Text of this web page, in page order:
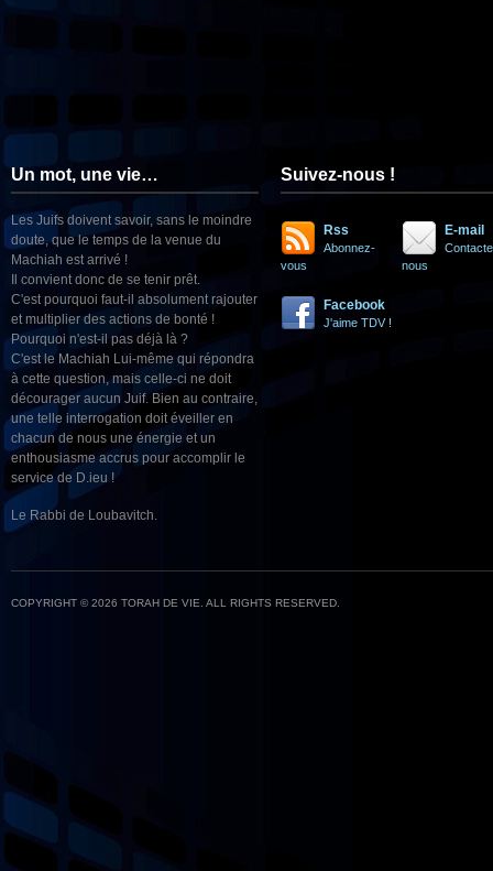
Un mot, une vie…
Les Juifs doivent savoir, sans le moindre
doute, que le temps de la venue du
Machiah est arrivé !
Il convient donc de se tenir prêt.
C'est pourquoi faut-il absolument rajouter
et multiplier des actions de bonté !
Pourquoi n'est-il pas déjà là ?
C'est le Machiah Lui-même qui répondra
à cette question, mais celle-ci ne doit
décourager aucun Juif. Bien au contraire,
une telle interrogation doit éveiller en
chacun de nous une énergie et un
enthousiasme accrus pour accomplir le
service de D.ieu !
Le Rabbi de Loubavitch.
Suivez-nous !
Rss
Abonnez-
vous
E-mail
nous
Facebook
J'aime TDV !
COPYRIGHT © 2026 TORAH DE VIE. ALL RIGHTS RESERVED.